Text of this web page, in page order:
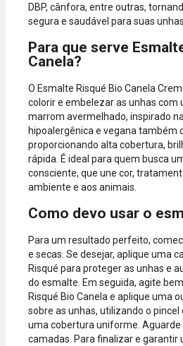
DBP, cânfora, entre outras,
segura e saudável para suas unhas.
Para que serve
Canela?
O Esmalte Risqué Bio Canela
colorir e embelezar as unhas com
marrom avermelhado, inspirado
hipoalergênica e vegana também
proporcionando alta cobertura,
rápida. É ideal para quem busca
consciente, que une cor,
ambiente e aos animais.
Como devo usar o
Para um resultado perfeito,
e secas. Se desejar, aplique uma
Risqué para proteger as unhas e
do esmalte. Em seguida, agite
Risqué Bio Canela e aplique uma
sobre as unhas, utilizando o pincel
uma cobertura uniforme. Aguarde
camadas. Para finalizar e garantir